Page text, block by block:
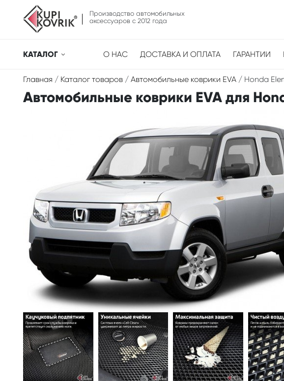
Производство автомобильных
аксессуаров с 2012 года
КАТАЛОГ О НАС ДОСТАВКА И ОПЛАТА ГАРАНТИИ
Главная / Каталог товаров / Автомобильные коврики EVA / Honda
Автомобильные коврики EVA для